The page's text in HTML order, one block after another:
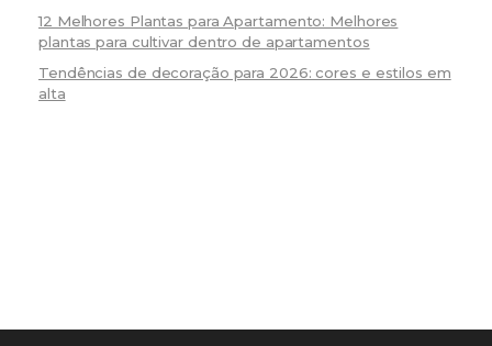
12 Melhores Plantas para Apartamento: Melhores
plantas para cultivar dentro de apartamentos
Tendências de decoração para 2026: cores e estilos em
alta